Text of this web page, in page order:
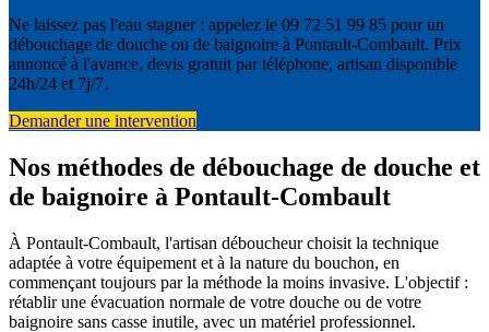
Ne laissez pas l'eau stagner : appelez le 09 72 51 99 85 pour un
débouchage de douche ou de baignoire à Pontault-Combault. Prix
annoncé à l'avance, devis gratuit par téléphone, artisan disponible
24h/24 et 7j/7.
Demander une intervention
Nos méthodes de débouchage de douche et
de baignoire à Pontault-Combault
À Pontault-Combault, l'artisan déboucheur choisit la technique
adaptée à votre équipement et à la nature du bouchon, en
commençant toujours par la méthode la moins invasive. L'objectif :
rétablir une évacuation normale de votre douche ou de votre
baignoire sans casse inutile, avec un matériel professionnel.